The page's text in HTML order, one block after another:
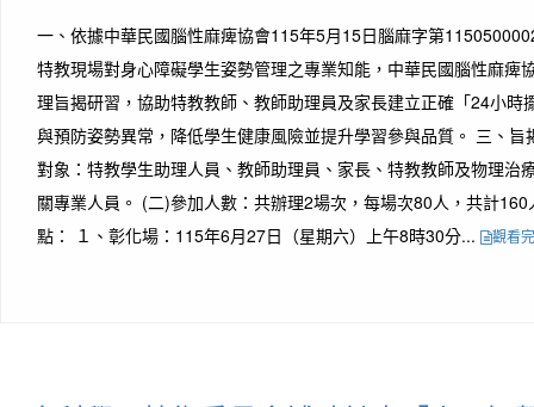
一、依據中華民國腦性麻痺協會115年5月15日腦麻字第
特教現場對身心障礙學生姿勢管理之專業知能，中華民國腦性麻痺
理旨揭研習，協助特教教師、教師助理員及家長建立正確「24小時
與預防姿勢異常，降低學生健康風險並提升學習參與品質。 三、
對象：特教學生助理人員、教師助理員、家長、特教教師及物理治
關專業人員。 (二)參加人數：共辦理2場次，每場次80人，共計
點： １、彰化場：115年6月27日（星期六）上午8時30分...
觀看